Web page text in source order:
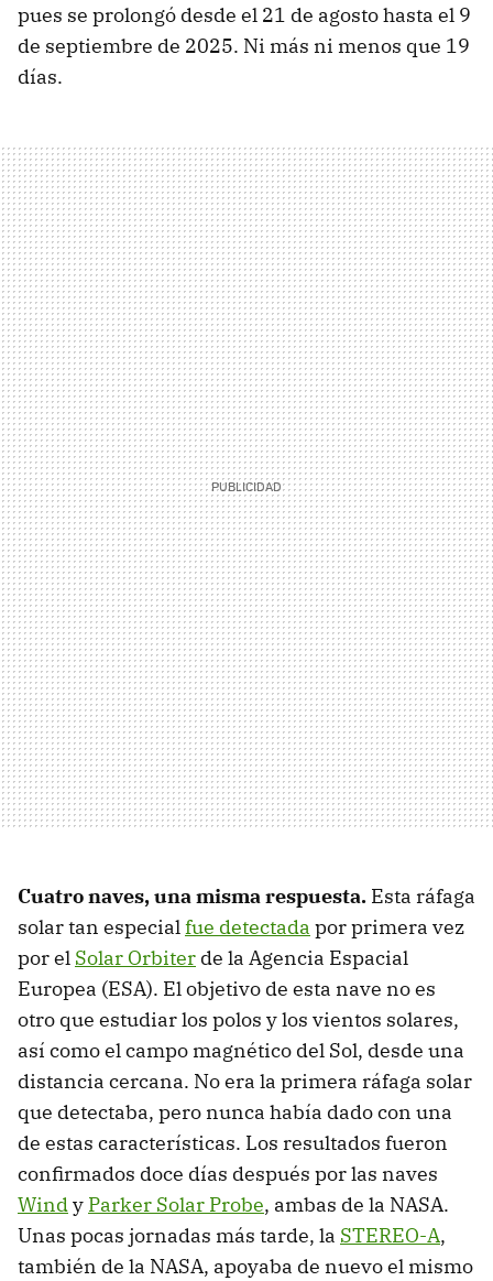
pues se prolongó desde el 21 de agosto hasta el 9
de septiembre de 2025. Ni más ni menos que 19
días.
Cuatro naves, una misma respuesta. Esta ráfaga
solar tan especialfue detectada por primera vez
por el Solar Orbiter de la Agencia Espacial
Europea (ESA). El objetivo de esta nave no es
otro que estudiar los polos y los vientos solares,
así como el campo magnético del Sol, desde una
distancia cercana. No era la primera ráfaga solar
que detectaba, pero nunca había dado con una
de estas características. Los resultados fueron
confirmados doce días después por las naves
Windy Parker Solar Probe, ambas de la NASA.
Unas pocas jornadas más tarde, la STEREO-A,
también de la NASA, apoyaba de nuevo el mismo